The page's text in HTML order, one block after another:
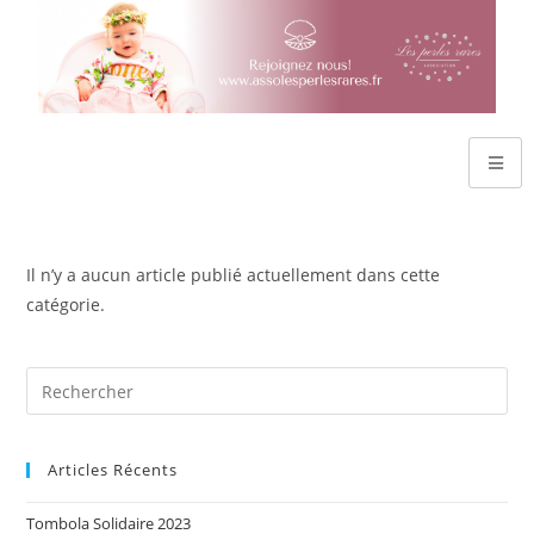
Il n’y a aucun article publié actuellement dans cette
catégorie.
Articles Récents
Tombola Solidaire 2023